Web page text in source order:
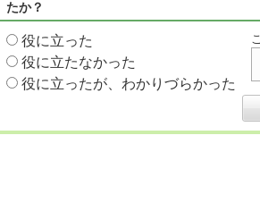
たか？
役に立った
役に立たなかった
役に立ったが、わかりづらかった